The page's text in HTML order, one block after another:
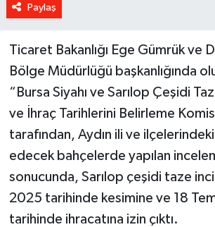
Paylaş
Ticaret Bakanlığı Ege Gümrük ve
Bölge Müdürlüğü başkanlığında
“Bursa Siyahı ve Sarılop Çeşidi
ve İhraç Tarihlerini Belirleme
tarafından, Aydın ili ve
edecek bahçelerde yapılan
sonucunda, Sarılop çeşidi taze
2025 tarihinde kesimine ve 18
tarihinde ihracatına izin çıktı.